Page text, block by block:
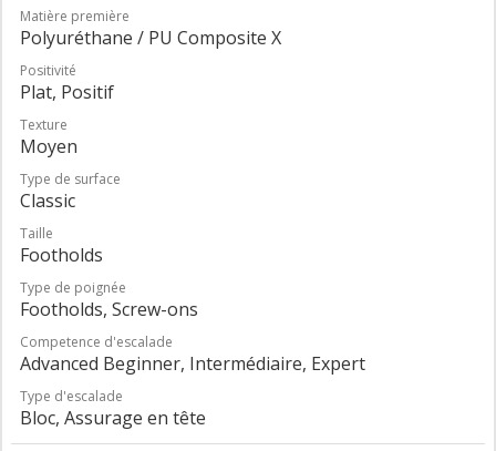
Matière première
Polyuréthane / PU Composite X
Positivité
Plat, Positif
Texture
Moyen
Type de surface
Classic
Taille
Footholds
Type de poignée
Footholds, Screw-ons
Competence d'escalade
Advanced Beginner, Intermédiaire, Expert
Type d'escalade
Bloc, Assurage en tête